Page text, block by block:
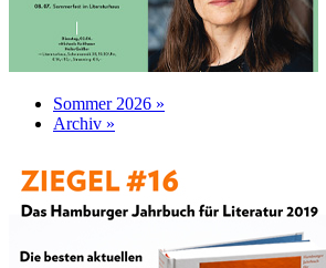
Sommer 2026 »
Archiv »